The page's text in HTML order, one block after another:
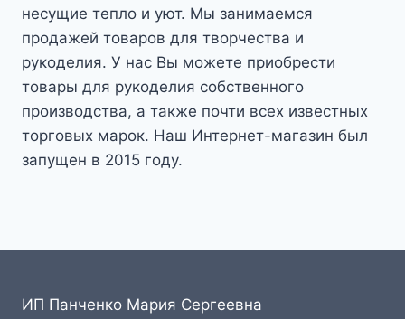
несущие тепло и уют. Мы занимаемся
продажей товаров для творчества и
рукоделия. У нас Вы можете приобрести
товары для рукоделия собственного
производства, а также почти всех известных
торговых марок. Наш Интернет-магазин был
запущен в 2015 году.
ИП Панченко Мария Сергеевна